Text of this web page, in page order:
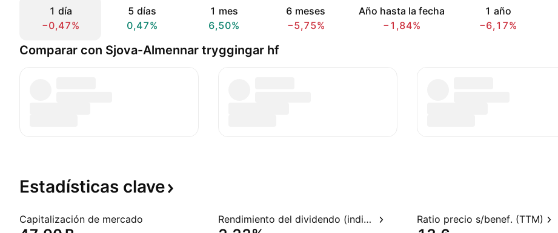
1 día
−0,47%
5 días
0,47%
1 mes
6,50%
6 meses
−5,75%
Año hasta la fecha
−1,84%
1 año
−6,17%
Comparar con Sjova-Almennar tryggingar hf
Estadísticas clave
Capitalización de mercado Rendimiento del dividendo (indicado) Ratio precio s/benef. (TTM)